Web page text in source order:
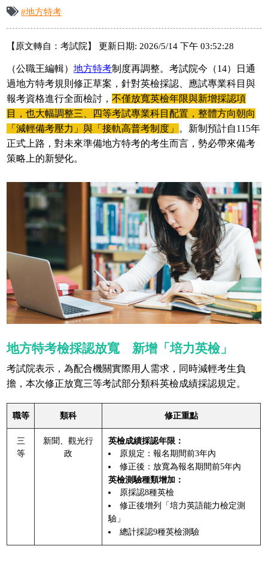
#地方特考
【原文轉自：考試院】 更新日期: 2026/5/14 下午 03:52:28
（公職王編輯）地方特考制度再調整。考試院今（14）日通
過地方特考規則修正草案，針對英檢採認、應試專業科目與
報考資格進行全面檢討，不僅放寬英檢年限與新增採認項
目，也大幅調整三、四等考試專業科目配置，整體方向朝向
「減輕備考壓力」與「接軌高普考制度」 。新制預計自115年
正式上路，對未來準備地方特考的考生而言，勢必帶來備考
策略上的新變化。
地方特考檢採認放寬 新增「培力英檢」
考試院表示，為配合機關實際用人需求，同時減輕考生負
擔，本次修正放寬三等考試部分類科英檢成績採認規定。
職等 類科 修正重點
三
等
新聞、觀光行
政
英檢成績採認年限：
原規定：報名期間前3年內
修正後：放寬為報名期間前5年內
英檢測驗種類增加：
原採認8種英檢
修正後增列「培力英語能力檢定測
驗」
總計採認9種英檢測驗